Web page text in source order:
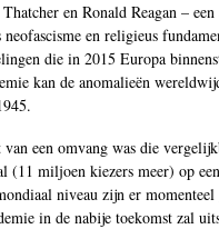
en Ronald Reagan –
en religieus
die in 2015 Europa
kan de anomalieën
een omvang was die
miljoen kiezers meer) op
niveau zijn er momenteel
in de nabije toekomst zal